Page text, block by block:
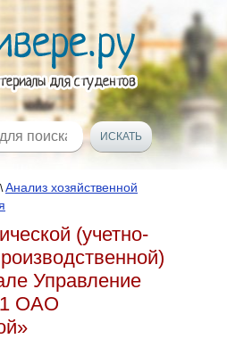
Анализ хозяйственной
(учетно-
Управление
ОАО